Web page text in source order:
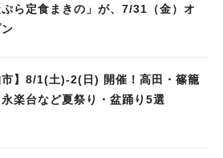
ぷら定食まきの」が、7/31（金）オ
市】8/1(土)‐2(日) 開催！高田・篠籠
永楽台など夏祭り・盆踊り5選